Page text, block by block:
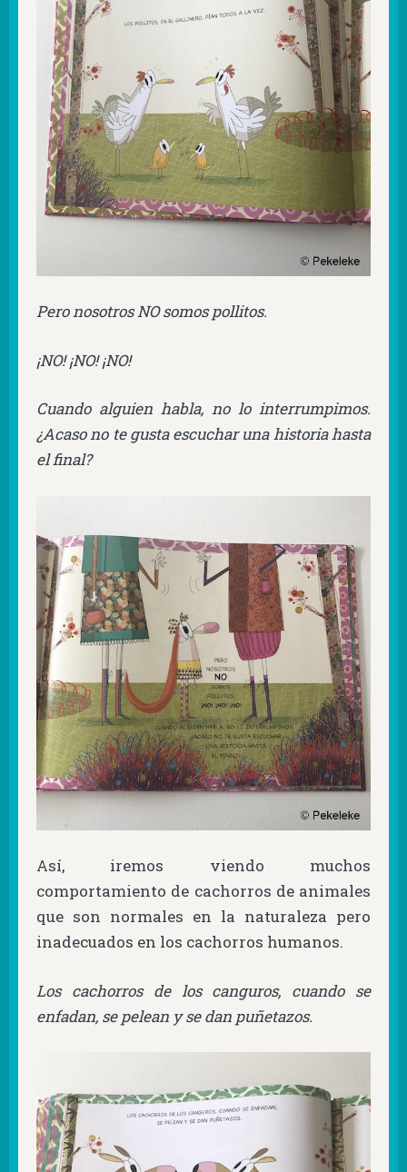
Pero nosotros NO somos pollitos.
¡NO! ¡NO! ¡NO!
Cuando alguien habla, no lo interrumpimos.
¿Acaso no te gusta escuchar una historia hasta
el final?
Así, iremos viendo muchos
comportamiento de cachorros de animales
que son normales en la naturaleza pero
inadecuados en los cachorros humanos.
Los cachorros de los canguros, cuando se
enfadan, se pelean y se dan puñetazos.